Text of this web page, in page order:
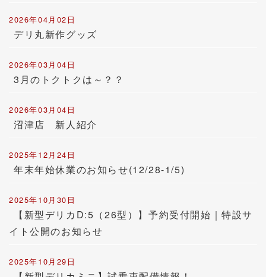
2026年04月02日
デリ丸新作グッズ
2026年03月04日
3月のトクトクは～？？
2026年03月04日
沼津店 新人紹介
2025年12月24日
年末年始休業のお知らせ(12/28-1/5)
2025年10月30日
【新型デリカD:5（26型）】予約受付開始｜特設サ
イト公開のお知らせ
2025年10月29日